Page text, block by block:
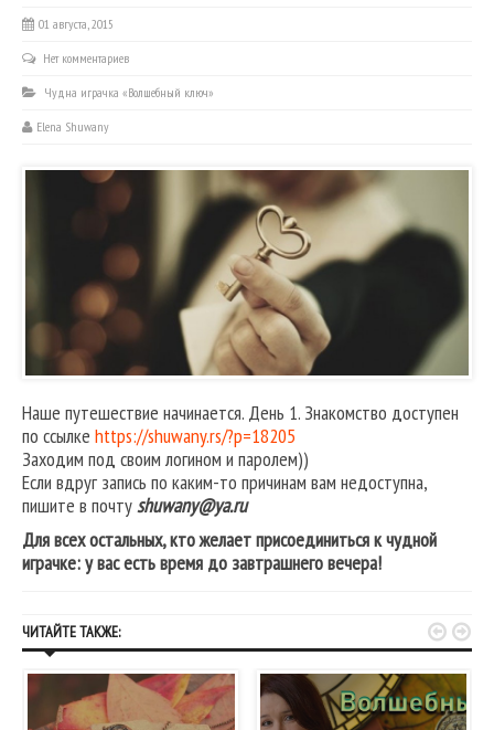
01 августа, 2015
Нет комментариев
Чудна играчка «Волшебный ключ»
Elena Shuwany
Наше путешествие начинается. День 1. Знакомство доступен
по ссылке https://shuwany.rs/?p=18205
Заходим под своим логином и паролем))
Если вдруг запись по каким-то причинам вам недоступна,
пишите в почтуshuwany@ya.ru
Для всех остальных, кто желает присоединиться к чудной
играчке: у вас есть время до завтрашнего вечера!
ЧИТАЙТЕ ТАКЖЕ:  